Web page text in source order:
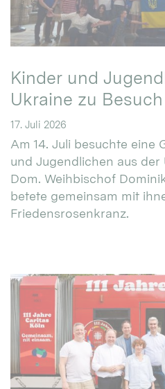
Kinder und
Ukraine zu
17. Juli 2026
Am 14. Juli besuchte eine
und Jugendlichen aus
Dom. Weihbischof
betete gemeinsam mit
Friedensrosenkranz.